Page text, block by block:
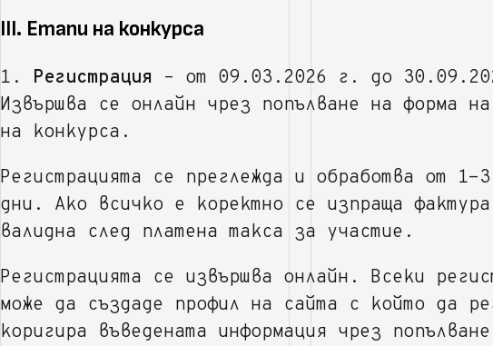
III. Етапи на конкурса
1. Регистрация – от 09.03.2026 г. до
Извършва се онлайн чрез попълване на форма
на конкурса.
Регистрацията се преглежда и обработва от 1-
дни. Ако всичко е коректно се изпраща
валидна след платена такса за участие.
Регистрацията се извършва онлайн. Всеки
може да създаде профил на сайта с който да
коригира въведената информация чрез